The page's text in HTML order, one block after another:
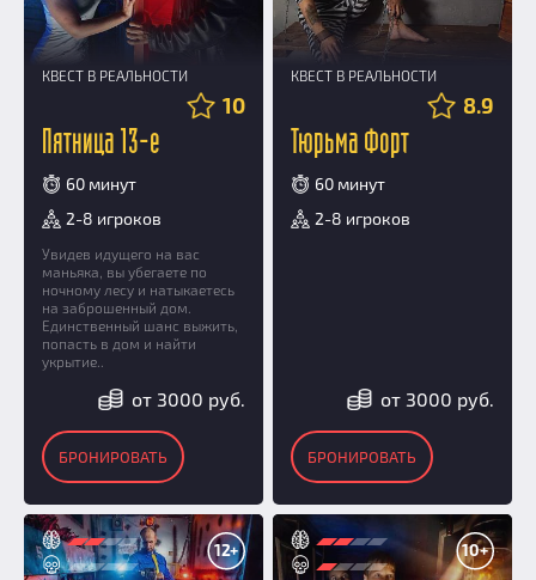
КВЕСТ В РЕАЛЬНОСТИ
10
Пятница 13-е
60 минут
2-8 игроков
Увидев идущего на вас
маньяка, вы убегаете по
ночному лесу и натыкаетесь
на заброшенный дом.
Единственный шанс выжить,
попасть в дом и найти
укрытие..
от 3000 руб.
БРОНИРОВАТЬ
КВЕСТ В РЕАЛЬНОСТИ
8.9
Тюрьма Форт
60 минут
2-8 игроков
от 3000 руб.
БРОНИРОВАТЬ
12+ 10+